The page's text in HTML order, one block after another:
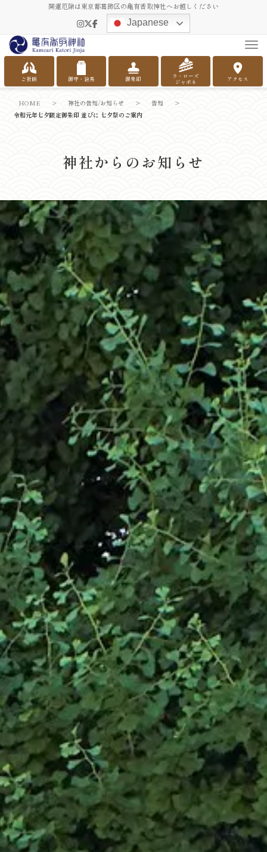
開運厄除は東京都葛飾区の亀有香取神社へお越しください
Japanese
ご祈願 御守・絵馬 御朱印
ラ・ローズ
ジャポネ
アクセス
神社からのお知らせ
HOME > 神社の告知/お知らせ > 告知
>
令和元年七夕限定御朱印 並びに 七夕祭のご案内